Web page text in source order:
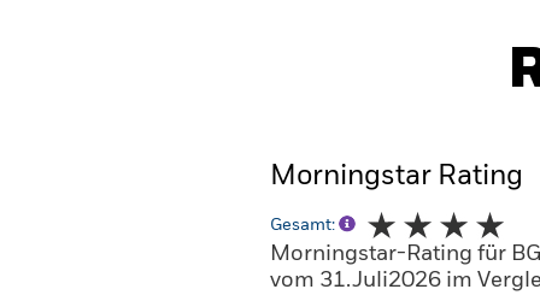
Morningstar Rating
Gesamt:
Morningstar-Rating für
vom 31.Juli2026 im